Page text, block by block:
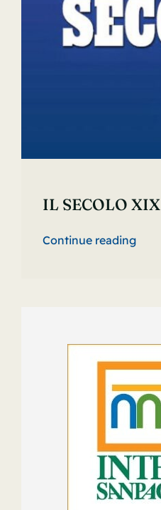
IL SECOLO XIX
Continue reading